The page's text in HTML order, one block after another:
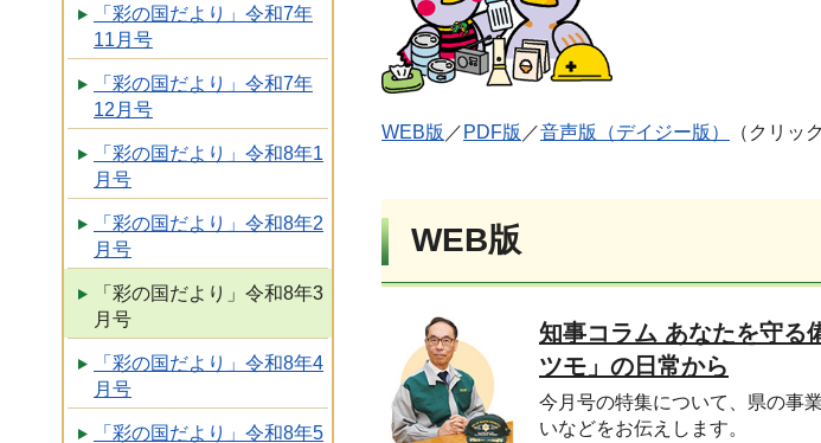
「彩の国だより」令和7年
11月号
「彩の国だより」令和7年
12月号
「彩の国だより」令和8年1
月号
「彩の国だより」令和8年2
月号
「彩の国だより」令和8年3
月号
「彩の国だより」令和8年4
月号
「彩の国だより」令和8年5
WEB版 ／ PDF版 ／音声版（デイジー版） （クリッ
WEB版
知事コラム あなたを守る
ツモ」の日常から
今月号の特集について、県の事
いなどをお伝えします。